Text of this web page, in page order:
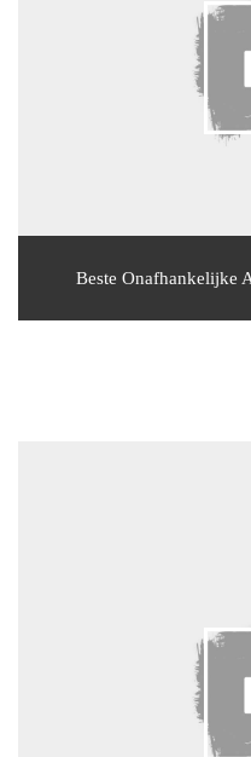
Beste Onafhankelijke